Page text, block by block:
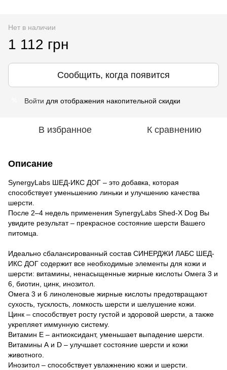
Нет в наличии
1 112 грн
Сообщить, когда появится
Войти для отображения накопительной скидки
В избранное К сравнению
Описание
SynergyLabs ШЕД-ИКС ДОГ – это добавка, которая
способствует уменьшению линьки и улучшению качества
шерсти.
После 2–4 недель применения SynergyLabs Shed-X Dog Вы
увидите результат – прекрасное состояние шерсти Вашего
питомца.
Идеально сбалансированный состав СИНЕРДЖИ ЛАБС ШЕД-
ИКС ДОГ содержит все необходимые элементы для кожи и
шерсти: витамины, ненасыщенные жирные кислоты Омега 3 и
6, биотин, цинк, инозитол.
Омега 3 и 6 линоленовые жирные кислоты предотвращают
сухость, тусклость, ломкость шерсти и шелушение кожи.
Цинк – способствует росту густой и здоровой шерсти, а также
укрепляет иммунную систему.
Витамин Е – антиоксидант, уменьшает выпадение шерсти.
Витамины А и D – улучшает состояние шерсти и кожи
животного.
Инозитол – способствует увлажнению кожи и шерсти.